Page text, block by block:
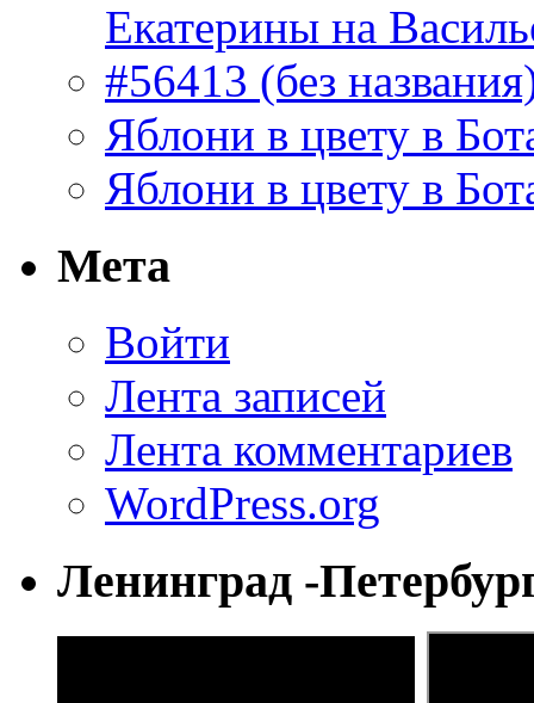
Екатерины на
#56413 (без
Яблони в цвету в
Яблони в цвету в
Мета
Войти
Лента записей
Лента комментариев
WordPress.org
Ленинград -